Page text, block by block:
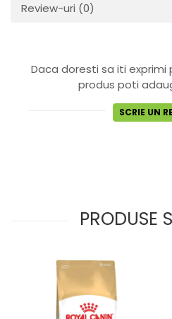
Review-uri (0)
Daca doresti sa iti
produs poti
SCRIE UN
PRODUSE